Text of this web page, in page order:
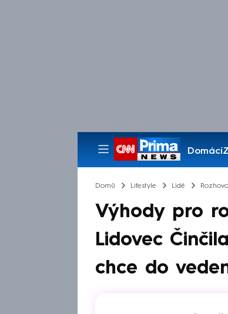
Domácí
Pořady
Domů Lifestyle Lidé
Výhody pro
Lidovec
chce do